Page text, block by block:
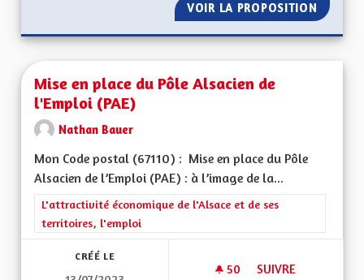
VOIR LA PROPOSITION
Mise en place du Pôle Alsacien de
l'Emploi (PAE)
Nathan Bauer
Mon Code postal (67110) : Mise en place du Pôle
Alsacien de l’Emploi (PAE) : à l’image de la...
Filtrer les résultats de la catégorie : L'attractivité
L'attractivité économique de l'Alsace et de ses
territoires, l'emploi
CRÉÉ LE
50 50 ABONNÉS
SUIVRE